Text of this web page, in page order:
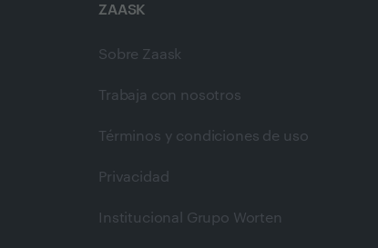
ZAASK
Sobre Zaask
Trabaja con nosotros
Términos y condiciones de uso
Privacidad
Institucional Grupo Worten